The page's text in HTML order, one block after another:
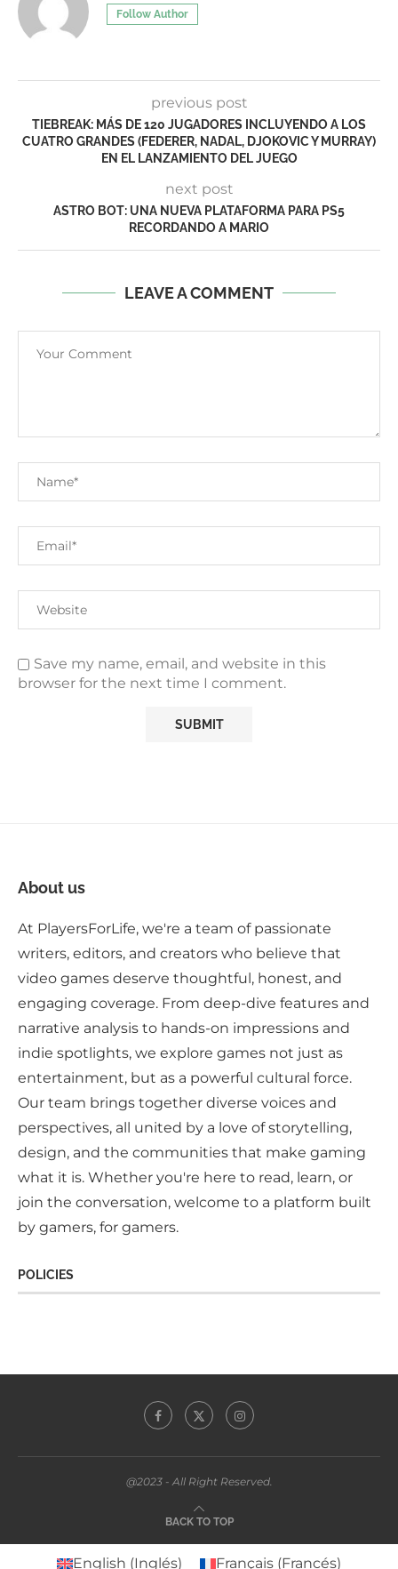
Follow Author
previous post
TIEBREAK: MÁS DE 120 JUGADORES INCLUYENDO A LOS
CUATRO GRANDES (FEDERER, NADAL, DJOKOVIC Y MURRAY)
EN EL LANZAMIENTO DEL JUEGO
next post
ASTRO BOT: UNA NUEVA PLATAFORMA PARA PS5
RECORDANDO A MARIO
LEAVE A COMMENT
Save my name, email, and website in this
browser for the next time I comment.
About us
At PlayersForLife, we're a team of passionate
writers, editors, and creators who believe that
video games deserve thoughtful, honest, and
engaging coverage. From deep-dive features and
narrative analysis to hands-on impressions and
indie spotlights, we explore games not just as
entertainment, but as a powerful cultural force.
Our team brings together diverse voices and
perspectives, all united by a love of storytelling,
design, and the communities that make gaming
what it is. Whether you're here to read, learn, or
join the conversation, welcome to a platform built
by gamers, for gamers.
POLICIES
@2023 - All Right Reserved.
BACK TO TOP
English (Inglés) Français (Francés)